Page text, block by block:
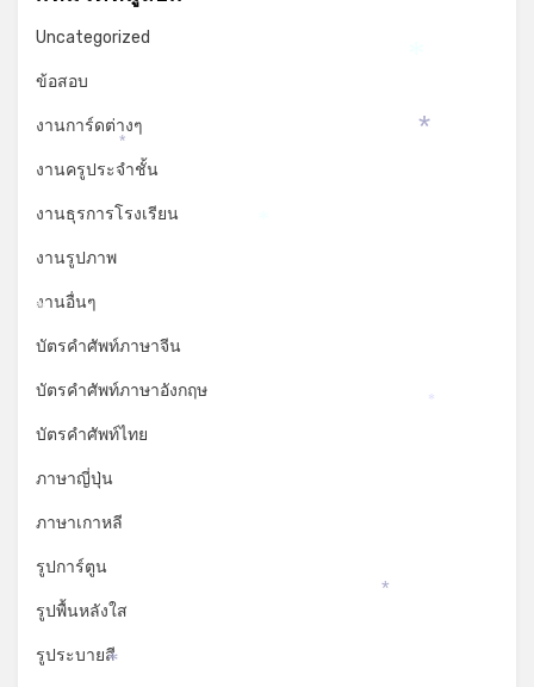
Uncategorized
ข้อสอบ
งานการ์ดต่างๆ
งานครูประจำชั้น
งานธุรการโรงเรียน
งานรูปภาพ
งานอื่นๆ
บัตรคำศัพท์ภาษาจีน
บัตรคำศัพท์ภาษาอังกฤษ
บัตรคำศัพท์ไทย
ภาษาญี่ปุ่น
ภาษาเกาหลี
รูปการ์ตูน
รูปพื้นหลังใส
รูประบายสี